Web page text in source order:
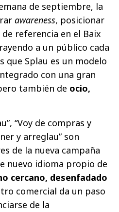
de septiembre, la
awareness, posicionar
referencia en el Baix
a un público cada
que Splau es un modelo
con una gran
también de ocio,
“Voy de compras y
y arreglau” son
de la nueva campaña
nuevo idioma propio de
cercano, desenfadado
comercial da un paso
de la